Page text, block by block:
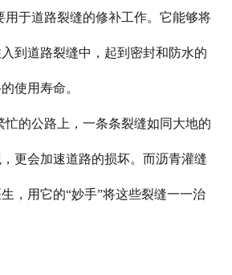
英文站
用于道路裂缝的修补工作。它能够将
到道路裂缝中，起到密封和防水的
使用寿命。
忙的公路上，一条条裂缝如同大地的
更会加速道路的损坏。而沥青灌缝
，用它的“妙手”将这些裂缝一一治